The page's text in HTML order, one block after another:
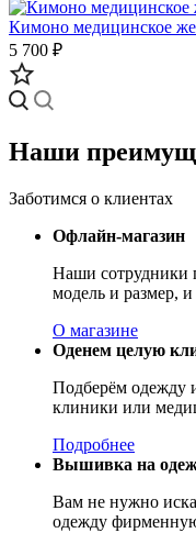
Кимоно медицинское
5 700 ₽
Наши
Заботимся о клиентах
Офлайн-магазин
Наши сотрудники
модель и размер,
О магазине
Оденем целую
Подберём одежду
клиники или
Подробнее
Вышивка на
Вам не нужно
одежду